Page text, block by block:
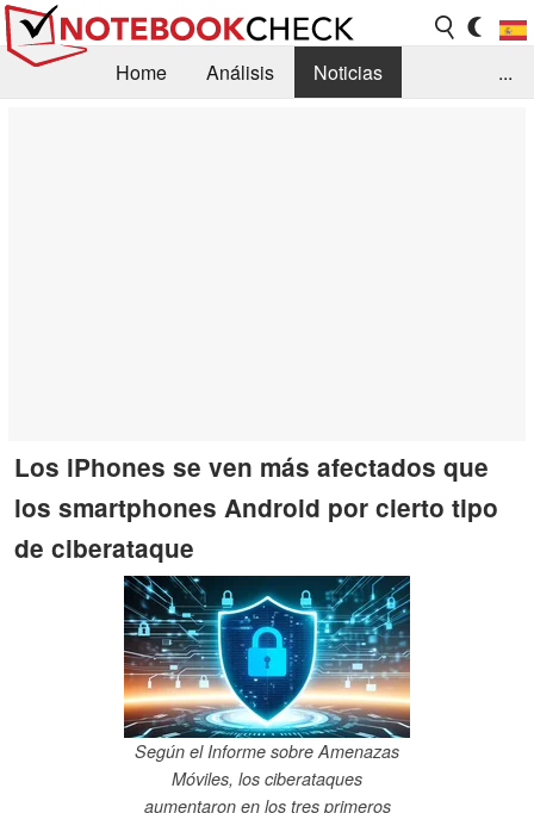
Home Análisis
Noticias
...
Los iPhones se ven más afectados que
los smartphones Android por cierto tipo
de ciberataque
Según el Informe sobre Amenazas
Móviles, los ciberataques
aumentaron en los tres primeros